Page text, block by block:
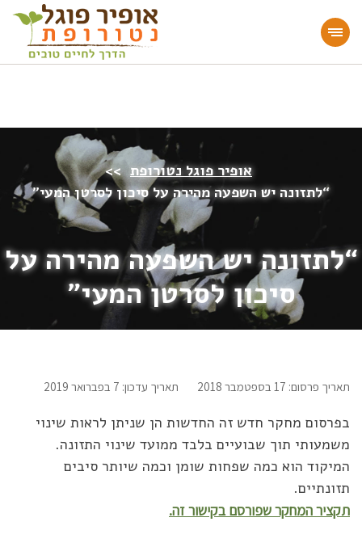
מעוניינים להעמיק או להתחיל דרך חיים בריאה?
הצטרפו לאתר!
אופיר פוגל נטורופת >>
“לתזונה יש השפעה מהירה על סיכון לסרטן המעי”
“לתזונה יש השפעה מהירה על
סיכון לסרטן המעי”
תאריך פרסום: 17 בספטמבר 2018 תאריך עדכון: 7 בפברואר 2019
בפרסום מחקר חדש זה החדשות הן שניתן לראות שינוי
משמעותי תוך שבועיים בלבד ממועד שינוי התזונה.
המיקוד הוא כמה שפחות שומן וכמה שיותר סיבים
תזונתיים.
תקציר המחקר שפורסם בקישור זה.